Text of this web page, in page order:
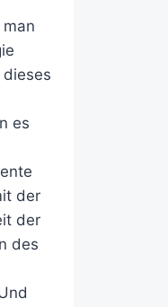
es
der
der
des